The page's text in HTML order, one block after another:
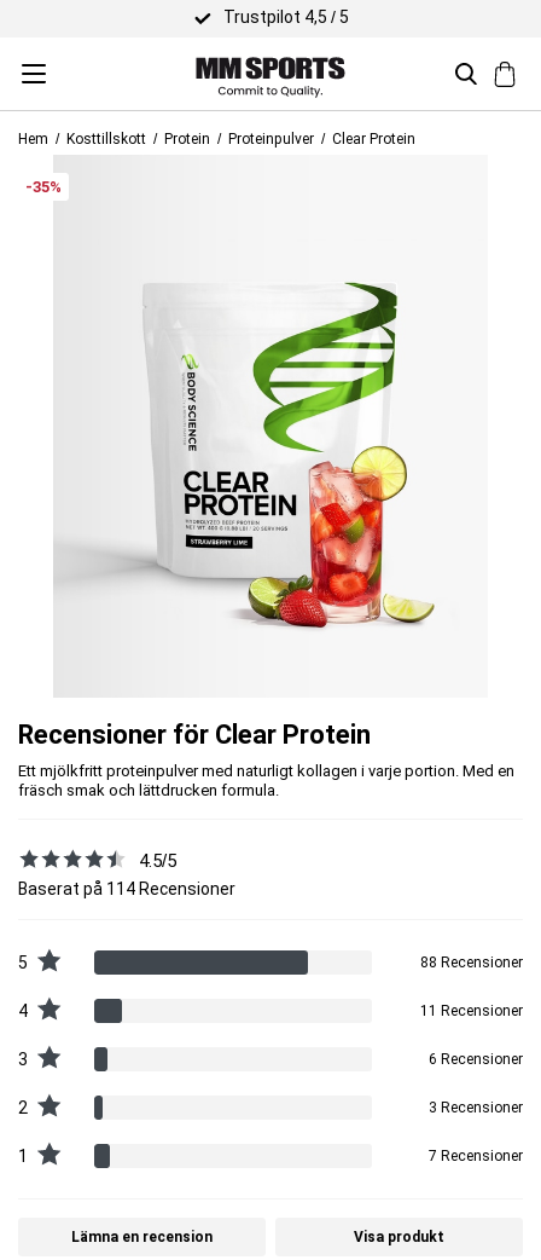
Trustpilot 4,5 / 5
Hem Kosttillskott Protein Proteinpulver Clear Protein
-35%
Recensioner för Clear Protein
Ett mjölkfritt proteinpulver med naturligt kollagen i varje portion. Med en
fräsch smak och lättdrucken formula.
4.5/5
Baserat på 114 Recensioner
5 88 Recensioner
4 11 Recensioner
3 6 Recensioner
2 3 Recensioner
1 7 Recensioner
Lämna en recension Visa produkt